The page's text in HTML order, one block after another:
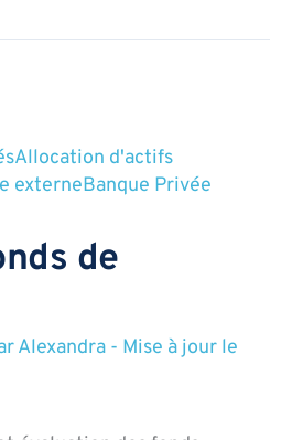
Allocation d'actifs
externeBanque Privée
de
Alexandra - Mise à jour le